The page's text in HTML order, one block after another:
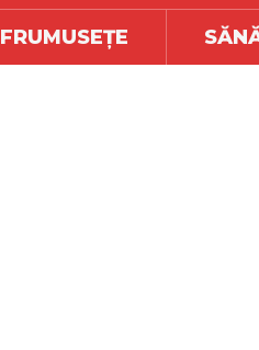
FRUMUSEȚE